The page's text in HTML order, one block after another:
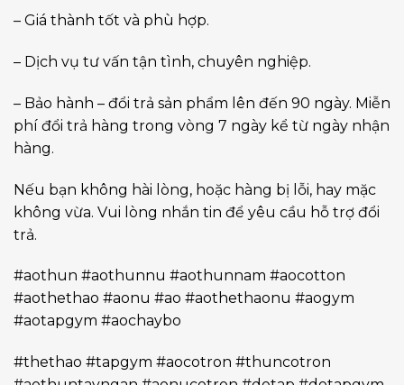
– Giá thành tốt và phù hợp.
– Dịch vụ tư vấn tận tình, chuyên nghiệp.
– Bảo hành – đổi trả sản phẩm lên đến 90 ngày. Miễn
phí đổi trả hàng trong vòng 7 ngày kể từ ngày nhận
hàng.
Nếu bạn không hài lòng, hoặc hàng bị lỗi, hay mặc
không vừa. Vui lòng nhắn tin để yêu cầu hỗ trợ đổi
trả.
#aothun #aothunnu #aothunnam #aocotton
#aothethao #aonu #ao #aothethaonu #aogym
#aotapgym #aochaybo
#thethao #tapgym #aocotron #thuncotron